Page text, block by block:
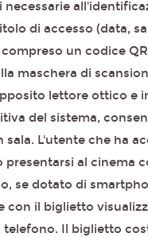
necessarie
di accesso (data,
un codice
maschera di
lettore ottico e
del sistema,
sala. L'utente che ha
presentarsi al cinema
se dotato di
con il biglietto
telefono. Il biglietto